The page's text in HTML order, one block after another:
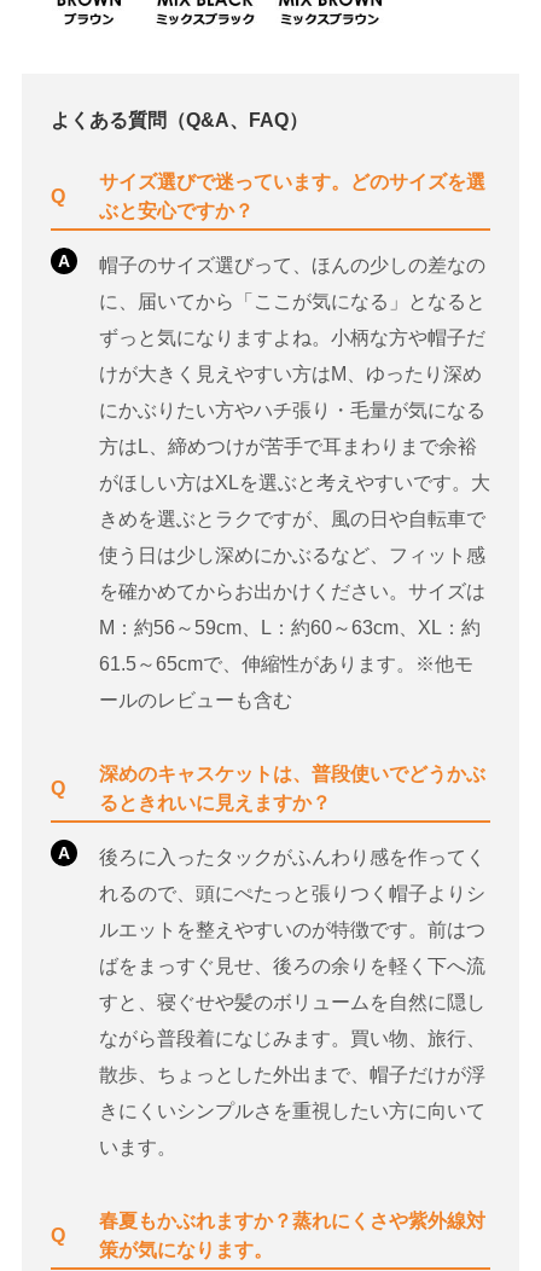
よくある質問（Q&A、FAQ）
Q
サイズ選びで迷っています。どのサイズを選
ぶと安心ですか？
A
帽子のサイズ選びって、ほんの少しの差なの
に、届いてから「ここが気になる」となると
ずっと気になりますよね。小柄な方や帽子だ
けが大きく見えやすい方はM、ゆったり深め
にかぶりたい方やハチ張り・毛量が気になる
方はL、締めつけが苦手で耳まわりまで余裕
がほしい方はXLを選ぶと考えやすいです。大
きめを選ぶとラクですが、風の日や自転車で
使う日は少し深めにかぶるなど、フィット感
を確かめてからお出かけください。サイズは
M：約56～59cm、L：約60～63cm、XL：約
61.5～65cmで、伸縮性があります。※他モ
ールのレビューも含む
Q
深めのキャスケットは、普段使いでどうかぶ
るときれいに見えますか？
A
後ろに入ったタックがふんわり感を作ってく
れるので、頭にぺたっと張りつく帽子よりシ
ルエットを整えやすいのが特徴です。前はつ
ばをまっすぐ見せ、後ろの余りを軽く下へ流
すと、寝ぐせや髪のボリュームを自然に隠し
ながら普段着になじみます。買い物、旅行、
散歩、ちょっとした外出まで、帽子だけが浮
きにくいシンプルさを重視したい方に向いて
います。
Q
春夏もかぶれますか？蒸れにくさや紫外線対
策が気になります。